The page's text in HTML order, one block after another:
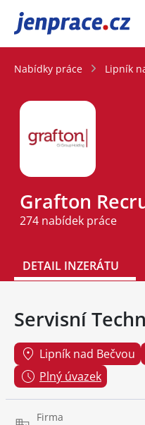
JenPráce.cz
Nabídky práce Lipník
Grafton
274 nabídek práce
DETAIL INZERÁTU
Servisní
Lipník nad Bečvou
Plný úvazek
Firma